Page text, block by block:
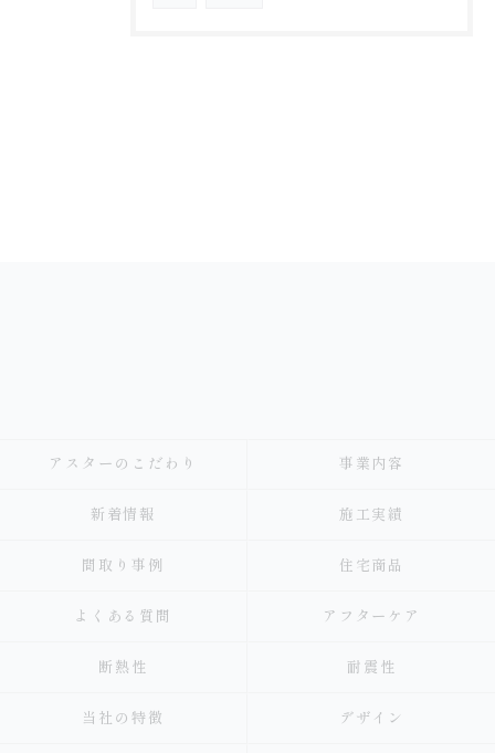
アスターのこだわり 事業内容
新着情報 施工実績
間取り事例 住宅商品
よくある質問 アフターケア
断熱性 耐震性
当社の特徴 デザイン